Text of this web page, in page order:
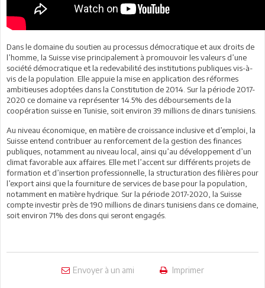
Dans le domaine du soutien au processus démocratique et aux droits de
l’homme, la Suisse vise principalement à promouvoir les valeurs d’une
société démocratique et la redevabilité des institutions publiques vis-à-
vis de la population. Elle appuie la mise en application des réformes
ambitieuses adoptées dans la Constitution de 2014. Sur la période 2017-
2020 ce domaine va représenter 14.5% des déboursements de la
coopération suisse en Tunisie, soit environ 39 millions de dinars tunisiens.
Au niveau économique, en matière de croissance inclusive et d’emploi, la
Suisse entend contribuer au renforcement de la gestion des finances
publiques, notamment au niveau local, ainsi qu’au développement d’un
climat favorable aux affaires. Elle met l’accent sur différents projets de
formation et d’insertion professionnelle, la structuration des filières pour
l’export ainsi que la fourniture de services de base pour la population,
notamment en matière hydrique. Sur la période 2017-2020, la Suisse
compte investir près de 190 millions de dinars tunisiens dans ce domaine,
soit environ 71% des dons qui seront engagés.
Envoyer à un ami Imprimer